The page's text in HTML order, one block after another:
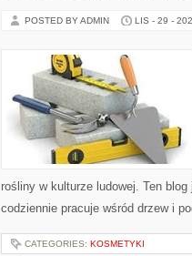
POSTED BY ADMIN LIS - 29 -
rośliny w kulturze ludowej. Ten
codziennie pracuje wśród drzew i
CATEGORIES: KOSMETYKI